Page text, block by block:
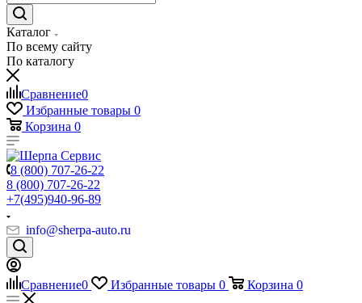
Каталог
По всему сайту
По каталогу
Сравнение0
Избранные товары 0
Корзина 0
8 (800) 707-26-22
8 (800) 707-26-22
+7(495)940-96-89
info@sherpa-auto.ru
Сравнение0 Избранные товары 0 Корзина 0